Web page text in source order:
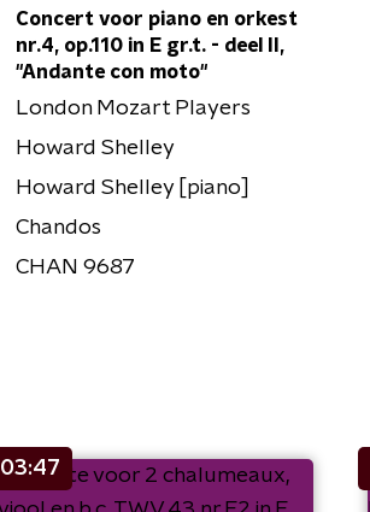
Concert voor piano en orkest
nr.4, op.110 in E gr.t. - deel II,
"Andante con moto"
London Mozart Players
Howard Shelley
Howard Shelley [piano]
Chandos
CHAN 9687
03:47